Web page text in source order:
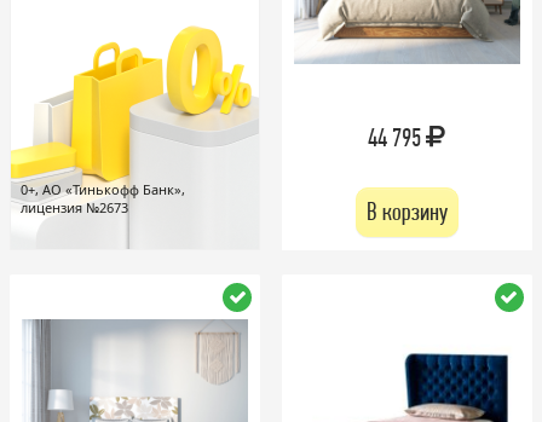
0+, АО «Тинькофф Банк»,
лицензия №2673
44 795
В корзину